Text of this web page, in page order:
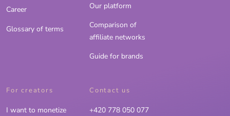
Career
Glossary of terms
Our platform
Comparison of
affiliate networks
Guide for brands
For creators
I want to monetize
Contact us
+420 778 050 077